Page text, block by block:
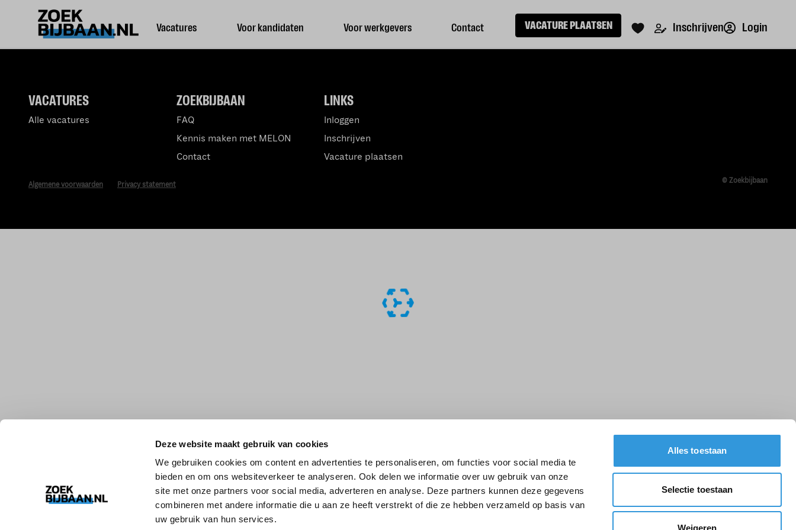
Deze website maakt gebruik van cookies
We gebruiken cookies om content en advertenties te personaliseren, om functies voor social media te
bieden en om ons websiteverkeer te analyseren. Ook delen we informatie over uw gebruik van onze
site met onze partners voor social media, adverteren en analyse. Deze partners kunnen deze gegevens
combineren met andere informatie die u aan ze heeft verstrekt of die ze hebben verzameld op basis van
uw gebruik van hun services.
Alles toestaan
Selectie toestaan
Weigeren
Vacatures Voor kandidaten Voor werkgevers Contact VACATURE PLAATSEN Inschrijven Login
LINKS
Inloggen
Inschrijven
Vacature plaatsen
ZOEKBIJBAAN
FAQ
Kennis maken met MELON
Contact
VACATURES
Alle vacatures
Algemene voorwaarden Privacy statement © Zoekbijbaan